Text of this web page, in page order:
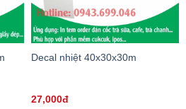
Decal nhiệt 40x30x30m
27,000đ